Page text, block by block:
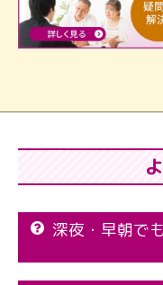
深夜・早朝で